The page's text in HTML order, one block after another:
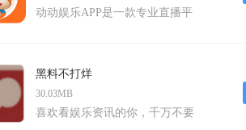
动动娱乐APP是一款专业直播平
俱乐部、战队、选手的咨讯。解
说到位，还会有专业平台作者从
基本面及技术面，多层次、全方
黑料不打烊
30.03MB
喜欢看娱乐资讯的你，千万不要